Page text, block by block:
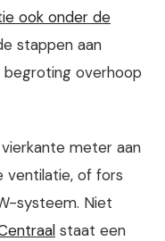
ook onder de
stappen aan
begroting overhoop
meter aan
ventilatie, of fors
systeem. Niet
staat een